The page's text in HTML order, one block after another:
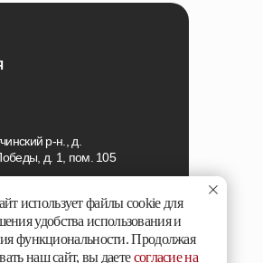
р-н., д.
д. 1, пом. 105
использует файлы cookie для
удобства использования и
функциональности. Продолжая
наш сайт, вы даетесогласие на